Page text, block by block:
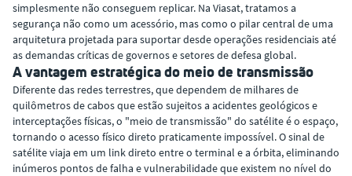
simplesmente não conseguem replicar. Na Viasat, tratamos a
segurança não como um acessório, mas como o pilar central de uma
arquitetura projetada para suportar desde operações residenciais até
as demandas críticas de governos e setores de defesa global.
A vantagem estratégica do meio de transmissão
Diferente das redes terrestres, que dependem de milhares de
quilômetros de cabos que estão sujeitos a acidentes geológicos e
interceptações físicas, o "meio de transmissão" do satélite é o espaço,
tornando o acesso físico direto praticamente impossível. O sinal de
satélite viaja em um link direto entre o terminal e a órbita, eliminando
inúmeros pontos de falha e vulnerabilidade que existem no nível do